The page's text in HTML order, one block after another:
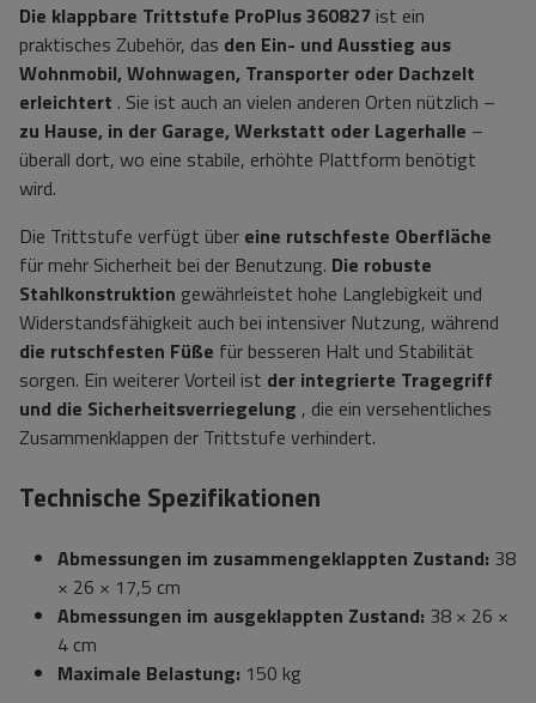
Die klappbare Trittstufe ProPlus 360827 ist ein
praktisches Zubehör, das den Ein- und Ausstieg aus
Wohnmobil, Wohnwagen, Transporter oder Dachzelt
erleichtert . Sie ist auch an vielen anderen Orten nützlich –
zu Hause, in der Garage, Werkstatt oder Lagerhalle –
überall dort, wo eine stabile, erhöhte Plattform benötigt
wird.
Die Trittstufe verfügt über eine rutschfeste Oberfläche
für mehr Sicherheit bei der Benutzung. Die robuste
Stahlkonstruktion gewährleistet hohe Langlebigkeit und
Widerstandsfähigkeit auch bei intensiver Nutzung, während
die rutschfesten Füße für besseren Halt und Stabilität
sorgen. Ein weiterer Vorteil ist der integrierte Tragegriff
und die Sicherheitsverriegelung , die ein versehentliches
Zusammenklappen der Trittstufe verhindert.
Technische Spezifikationen
Abmessungen im zusammengeklappten Zustand: 38
× 26 × 17,5 cm
Abmessungen im ausgeklappten Zustand: 38 × 26 ×
4 cm
Maximale Belastung: 150 kg